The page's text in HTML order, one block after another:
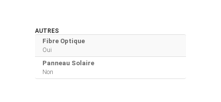
AUTRES
Fibre Optique
Oui
Panneau Solaire
Non